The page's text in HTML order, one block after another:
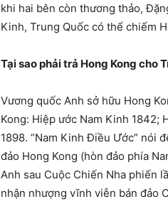
khi hai bên còn thương thảo,
Kinh, Trung Quốc có thể chiếm
Tại sao phải trả Hong Kong cho
Vương quốc Anh sở hữu Hong
Kong: Hiệp ước Nam Kinh 1842;
1898. “Nam Kinh Điều Ước” nói
đảo Hong Kong (hòn đảo phía
Anh sau Cuộc Chiến Nha phiến
nhận nhượng vĩnh viễn bán đảo